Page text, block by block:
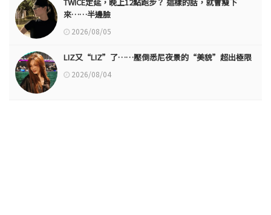
來……半邊臉
2026/08/05
LIZ又“LIZ”了……壓倒悉尼夜景的“美貌”超出極限
2026/08/04